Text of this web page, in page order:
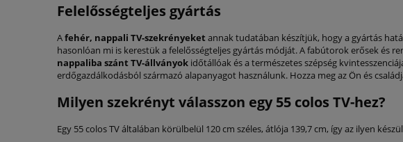
Felelősségteljes gyártás
Afehér, nappali TV-szekrényeket annak tudatában készítjük, hogy a gyártás
hasonlóan mi is kerestük a felelősségteljes gyártás módját. A fabútorok erősek és
nappaliba szánt TV-állványok időtállóak és a természetes szépség
erdőgazdálkodásból származó alapanyagot használunk. Hozza meg az Ön és
Milyen szekrényt válasszon egy 55 colos TV-hez?
Egy 55 colos TV általában körülbelül 120 cm széles, átlója 139,7 cm, így az ilyen